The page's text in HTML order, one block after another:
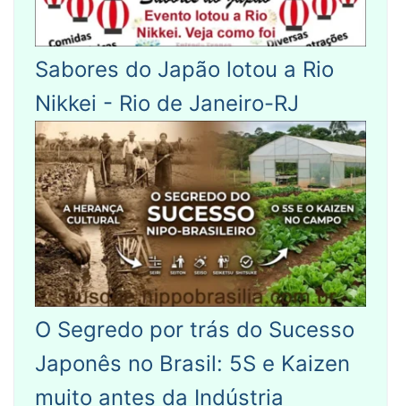
Sabores do Japão lotou a Rio
Nikkei - Rio de Janeiro-RJ
O Segredo por trás do Sucesso
Japonês no Brasil: 5S e Kaizen
muito antes da Indústria